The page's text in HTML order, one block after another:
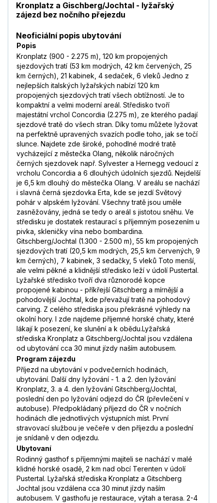
Kronplatz a Gischberg/Jochtal - lyžařský
zájezd bez nočního přejezdu
Neoficiální popis ubytování
Popis
Kronplatz (900 - 2.275 m), 120 km propojených
sjezdových tratí (53 km modrých, 42 km červených, 25
km černých), 21 kabinek, 4 sedaček, 6 vleků Jedno z
nejlepších italských lyžařských nabízí 120 km
propojených sjezdových tratí všech obtížností. Je to
kompaktní a velmi moderní areál. Středisko tvoří
majestátní vrchol Concordia (2.275 m), ze kterého padají
sjezdové tratě do všech stran. Díky tomu můžete lyžovat
na perfektně upravených svazích podle toho, jak se točí
slunce. Najdete zde široké, pohodlné modré tratě
vycházející z městečka Olang, několik náročných
černých sjezdovek např. Sylvester a Hernegg vedoucí z
vrcholu Concordia a 6 dlouhých údolních sjezdů. Nejdelší
je 6,5 km dlouhý do městečka Olang. V areálu se nachází
i slavná černá sjezdovka Erta, kde se jezdí Světový
pohár v alpském lyžování. Všechny tratě jsou uměle
zasněžovány, jedná se tedy o areál s jistotou sněhu. Ve
středisku je dostatek restaurací s příjemným posezením u
pivka, skleničky vína nebo bombardina.
Gitschberg/Jochtal (1.300 - 2.500 m), 55 km propojených
sjezdových tratí (20,5 km modrých, 25,5 km červených, 9
km černých), 7 kabinek, 3 sedačky, 5 vleků Toto menší,
ale velmi pěkné a klidnější středisko leží v údolí Pustertal.
Lyžařské středisko tvoří dva různorodé kopce
propojené kabinou - příkřejší Gitschberg a mírnější a
pohodovější Jochtal, kde převažují tratě na pohodový
carving. Z celého střediska jsou překrásné výhledy na
okolní hory. I zde najdeme příjemné horské chaty, které
lákají k posezení, ke slunění a k obědu.Lyžařská
střediska Kronplatz a Gitschberg/Jochtal jsou vzdálena
od ubytování cca 30 minut jízdy naším autobusem.
Program zájezdu
Příjezd na ubytování v podvečerních hodinách,
ubytování. Další dny lyžování - 1. a 2. den lyžování
Kronplatz, 3. a 4. den lyžování Gitschberg/Jochtal,
poslední den po lyžování odjezd do ČR (převlečení v
autobuse). Předpokládaný příjezd do ČR v nočních
hodinách dle jednotlivých výstupních míst. První
stravovací službou je večeře v den příjezdu a poslední
je snídaně v den odjezdu.
Ubytovaní
Rodinný gasthof s příjemnými majiteli se nachází v malé
klidné horské osadě, 2 km nad obcí Terenten v údolí
Pustertal. Lyžařská střediska Kronplatz a Gitschberg
Jochtal jsou vzdálena cca 30 minut jízdy naším
autobusem. V gasthofu je restaurace, výtah a terasa. 2-4